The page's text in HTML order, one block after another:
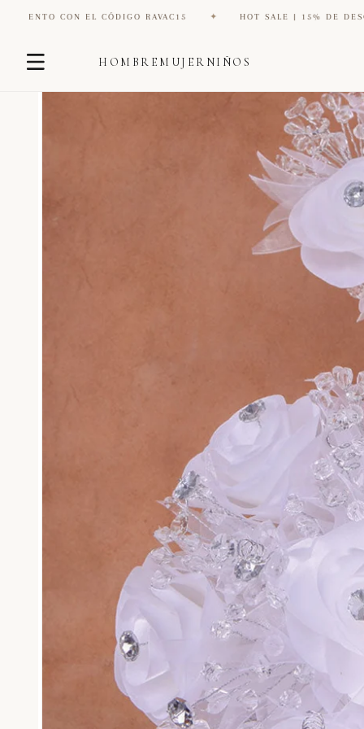
directamente
al contenido
CÓDIGO RAVAC15 ✦ HOT SALE | 15% DE DESCUENTO CON EL
HOMBRE MUJER NIÑOS
directamente
información